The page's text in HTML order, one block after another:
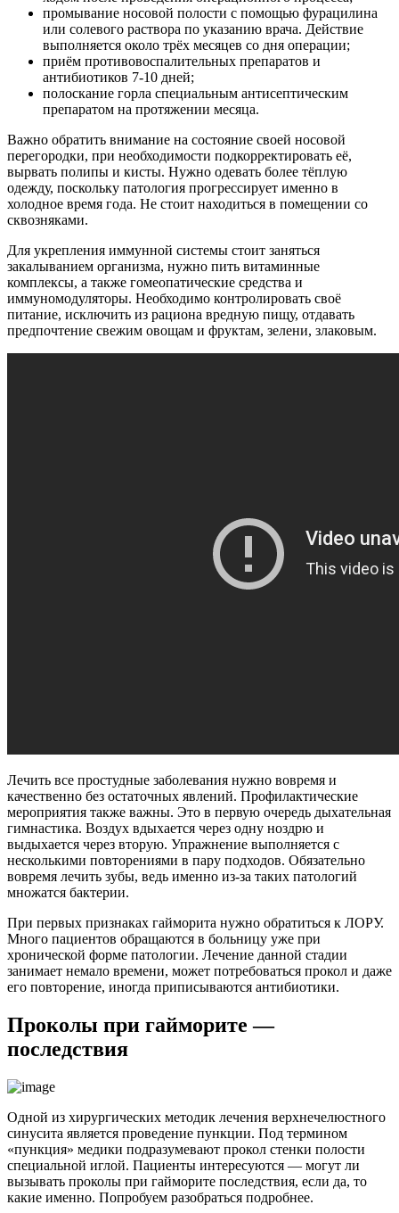
промывание носовой полости с помощью фурацилина
или солевого раствора по указанию врача. Действие
выполняется около трёх месяцев со дня операции;
приём противовоспалительных препаратов и
антибиотиков 7-10 дней;
полоскание горла специальным антисептическим
препаратом на протяжении месяца.
Важно обратить внимание на состояние своей носовой
перегородки, при необходимости подкорректировать её,
вырвать полипы и кисты. Нужно одевать более тёплую
одежду, поскольку патология прогрессирует именно в
холодное время года. Не стоит находиться в помещении со
сквозняками.
Для укрепления иммунной системы стоит заняться
закалыванием организма, нужно пить витаминные
комплексы, а также гомеопатические средства и
иммуномодуляторы. Необходимо контролировать своё
питание, исключить из рациона вредную пищу, отдавать
предпочтение свежим овощам и фруктам, зелени, злаковым.
Лечить все простудные заболевания нужно вовремя и
качественно без остаточных явлений. Профилактические
мероприятия также важны. Это в первую очередь дыхательная
гимнастика. Воздух вдыхается через одну ноздрю и
выдыхается через вторую. Упражнение выполняется с
несколькими повторениями в пару подходов. Обязательно
вовремя лечить зубы, ведь именно из-за таких патологий
множатся бактерии.
При первых признаках гайморита нужно обратиться к ЛОРУ.
Много пациентов обращаются в больницу уже при
хронической форме патологии. Лечение данной стадии
занимает немало времени, может потребоваться прокол и даже
его повторение, иногда приписываются антибиотики.
Проколы при гайморите —
последствия
Одной из хирургических методик лечения верхнечелюстного
синусита является проведение пункции. Под термином
«пункция» медики подразумевают прокол стенки полости
специальной иглой. Пациенты интересуются — могут ли
вызывать проколы при гайморите последствия, если да, то
какие именно. Попробуем разобраться подробнее.